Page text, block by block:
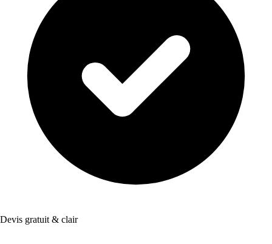
Devis gratuit & clair